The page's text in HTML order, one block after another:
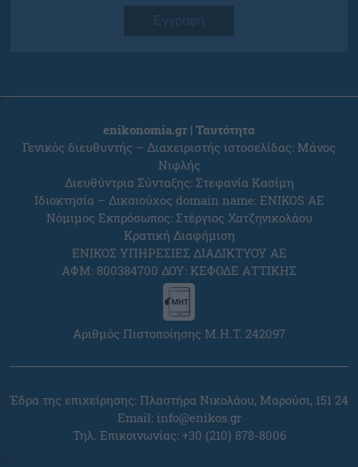
Εγγραφή
enikonomia.gr | Ταυτότητα
Γενικός διευθυντής – Διαχειριστής ιστοσελίδας: Μάνος
Νιφλής
Διευθύντρια Σύνταξης: Στεφανία Κασίμη
Ιδιοκτησία – Δικαιούχος domain name: ENIKOS AE
Νόμιμος Εκπρόσωπος: Στέργιος Χατζηνικολάου
Κρατική Διαφήμιση
ΕΝΙΚΟΣ ΥΠΗΡΕΣΙΕΣ ΔΙΑΔΙΚΤΥΟΥ ΑΕ
ΑΦΜ: 800384700 ΔΟΥ: ΚΕΦΟΔΕ ΑΤΤΙΚΗΣ
Αριθμός Πιστοποίησης Μ.Η.Τ. 242097
Έδρα της επιχείρησης: Πλαστήρα Νικολάου, Μαρούσι, 151 24
Email: info@enikos.gr
Τηλ. Επικοινωνίας: +30 (210) 878-8006